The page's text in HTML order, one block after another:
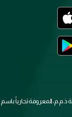
المعروفة تجارياً